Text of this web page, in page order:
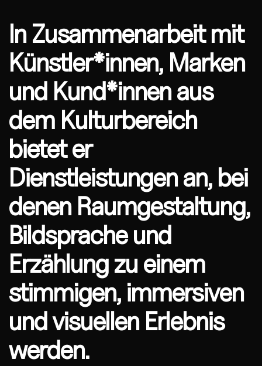
In Zusammenarbeit mit
Künstler*innen, Marken
und Kund*innen aus
dem Kulturbereich
bietet er
Dienstleistungen an, bei
denen Raumgestaltung,
Bildsprache und
Erzählung zu einem
stimmigen, immersiven
und visuellen Erlebnis
werden.